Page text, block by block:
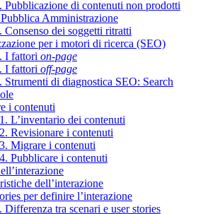
Pubblicazione di contenuti non prodotti
Amministrazione
Consenso dei soggetti ritratti
per i motori di ricerca (SEO)
I fattori on-page
I fattori off-page
Strumenti di diagnostica SEO: Search
i contenuti
L’inventario dei contenuti
Revisionare i contenuti
Migrare i contenuti
Pubblicare i contenuti
dell’interazione
per definire l’interazione
Differenza tra scenari e user stories